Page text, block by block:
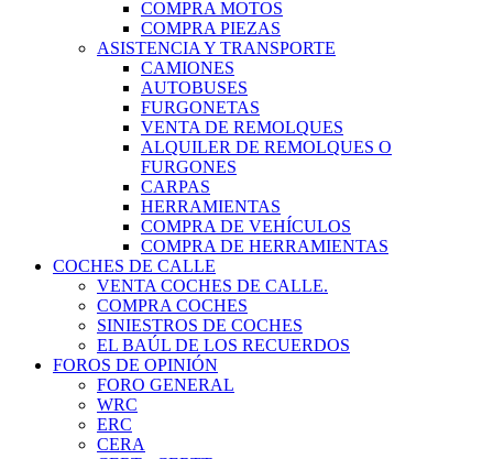
COMPRA MOTOS
COMPRA PIEZAS
ASISTENCIA Y TRANSPORTE
CAMIONES
AUTOBUSES
FURGONETAS
VENTA DE REMOLQUES
ALQUILER DE REMOLQUES O
FURGONES
CARPAS
HERRAMIENTAS
COMPRA DE VEHÍCULOS
COMPRA DE HERRAMIENTAS
COCHES DE CALLE
VENTA COCHES DE CALLE.
COMPRA COCHES
SINIESTROS DE COCHES
EL BAÚL DE LOS RECUERDOS
FOROS DE OPINIÓN
FORO GENERAL
WRC
ERC
CERA